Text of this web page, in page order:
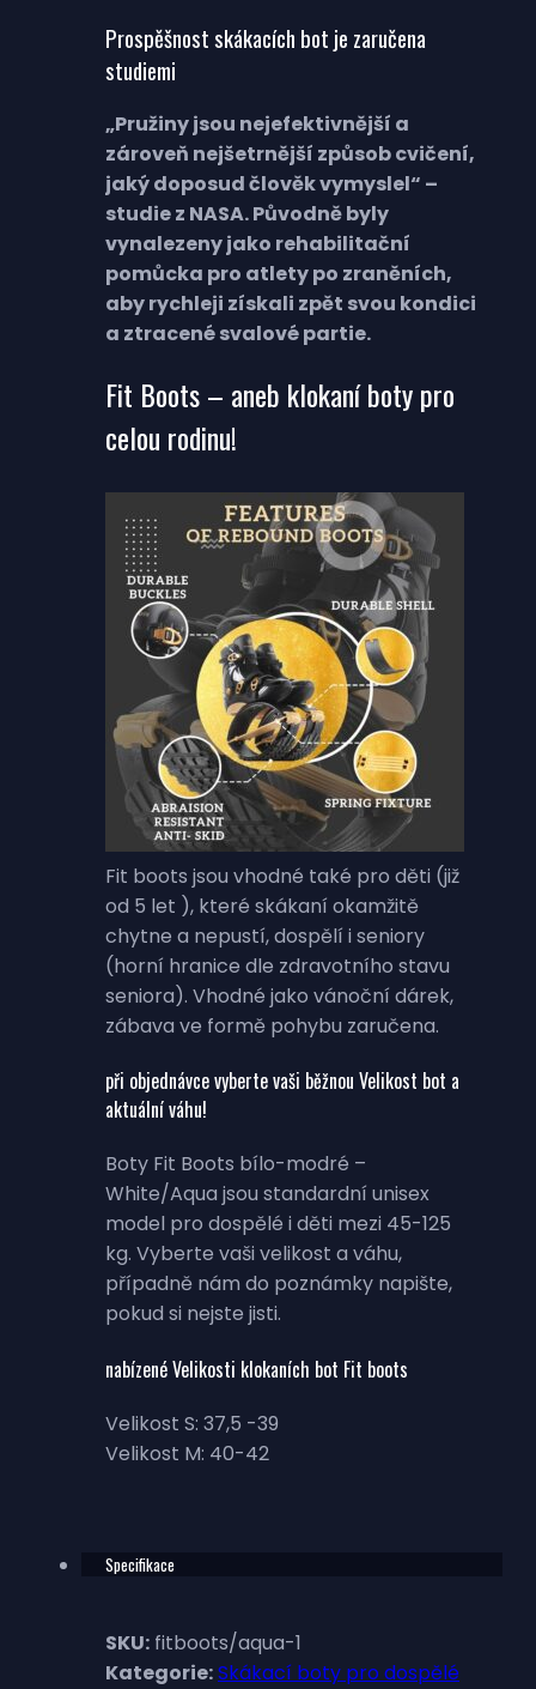
Prospěšnost skákacích bot je zaručena
studiemi
„Pružiny jsou nejefektivnější a
zároveň nejšetrnější způsob cvičení,
jaký doposud člověk vymyslel“ –
studie z NASA. Původně byly
vynalezeny jako rehabilitační
pomůcka pro atlety po zraněních,
aby rychleji získali zpět svou kondici
a ztracené svalové partie.
Fit Boots – aneb klokaní boty pro
celou rodinu!
Fit boots jsou vhodné také pro děti (již
od 5 let ), které skákaní okamžitě
chytne a nepustí, dospělí i seniory
(horní hranice dle zdravotního stavu
seniora). Vhodné jako vánoční dárek,
zábava ve formě pohybu zaručena.
při objednávce vyberte vaši běžnou Velikost bot a
aktuální váhu!
Boty Fit Boots bílo-modré –
White/Aqua jsou standardní unisex
model pro dospělé i děti mezi 45-125
kg. Vyberte vaši velikost a váhu,
případně nám do poznámky napište,
pokud si nejste jisti.
nabízené Velikosti klokaních bot Fit boots
Velikost S: 37,5 -39
Velikost M: 40-42
Specifikace
SKU: fitboots/aqua-1
Kategorie:Skákací boty pro dospělé